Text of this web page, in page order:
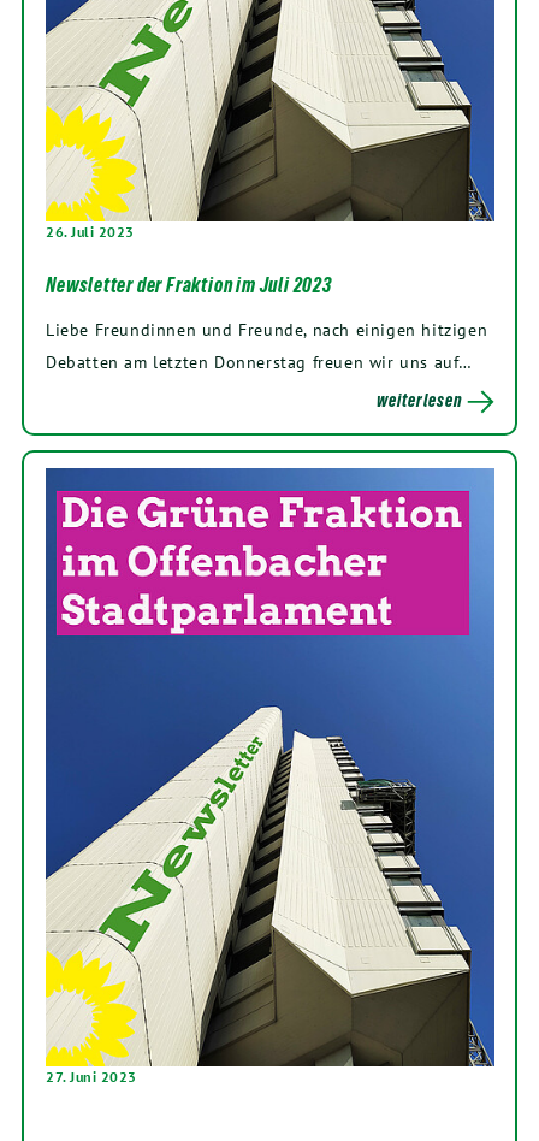
26. Juli 2023
Newsletter der Fraktion im Juli 2023
Liebe Freundinnen und Freunde, nach einigen hitzigen
Debatten am letzten Donnerstag freuen wir uns auf…
weiterlesen
27. Juni 2023